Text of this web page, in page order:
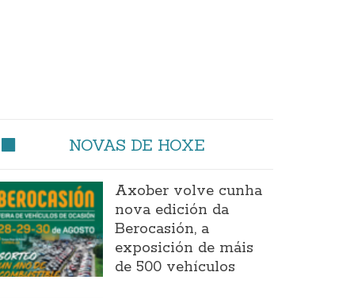
NOVAS DE HOXE
Axober volve cunha
nova edición da
Berocasión, a
exposición de máis
de 500 vehículos